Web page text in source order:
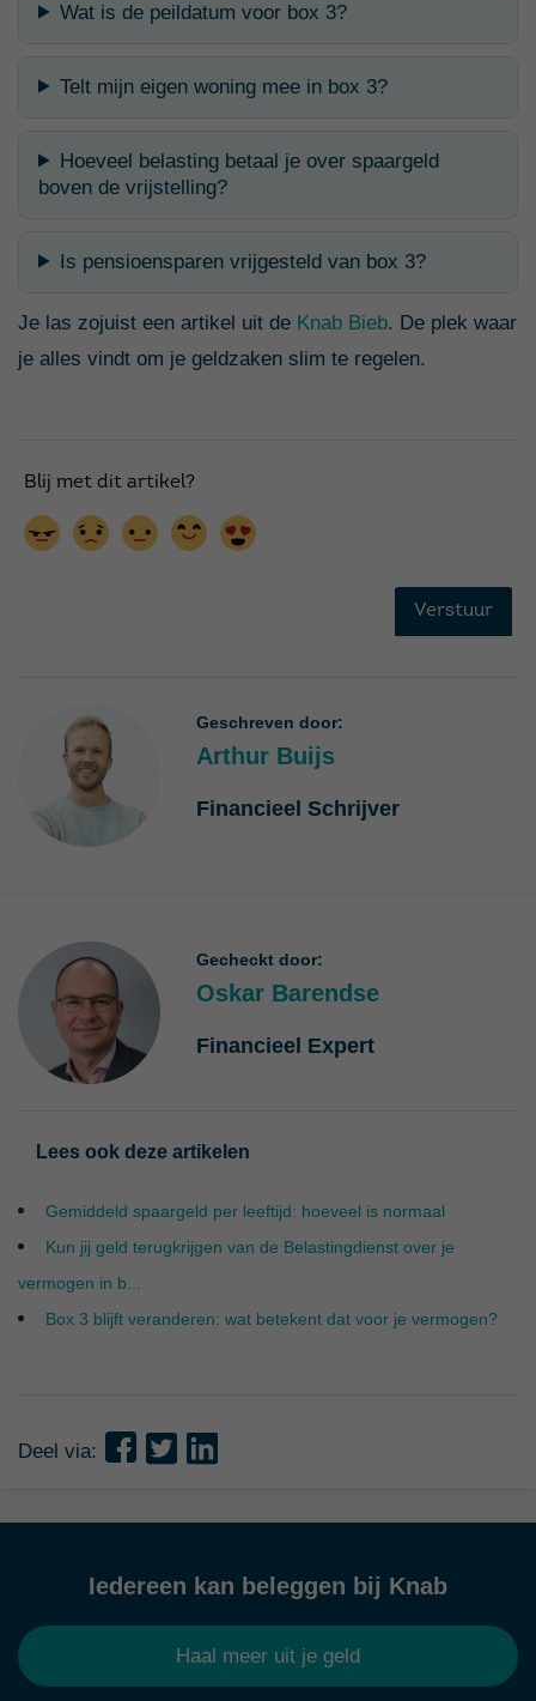
Wat is de peildatum voor box 3?
Telt mijn eigen woning mee in box 3?
Hoeveel belasting betaal je over spaargeld
boven de vrijstelling?
Is pensioensparen vrijgesteld van box 3?
Je las zojuist een artikel uit de Knab Bieb. De plek waar
je alles vindt om je geldzaken slim te regelen.
Geschreven door:
Arthur Buijs
Financieel Schrijver
Gecheckt door:
Oskar Barendse
Financieel Expert
Lees ook deze artikelen
Gemiddeld spaargeld per leeftijd: hoeveel is normaal
Kun jij geld terugkrijgen van de Belastingdienst over je
vermogen in b...
Box 3 blijft veranderen: wat betekent dat voor je vermogen?
Deel via:
Iedereen kan beleggen bij Knab
Haal meer uit je geld